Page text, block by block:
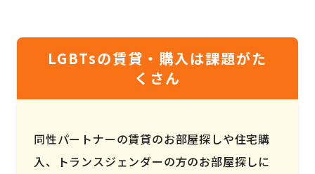
LGBTsの賃貸・購入は課題がた
くさん
同性パートナーの賃貸のお部屋探しや住宅購
入、トランスジェンダーの方のお部屋探しに